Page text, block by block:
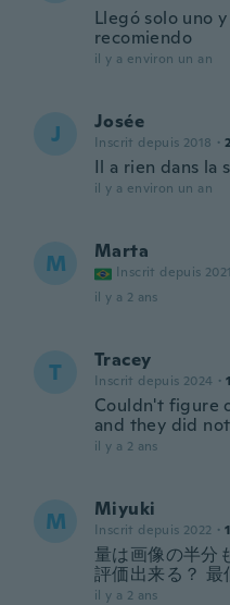
Llegó solo uno
recomiendo
il y a environ un an
J Josée
Inscrit depuis 2018 ·
Il a rien dans la
il y a environ un an
M Marta
Inscrit depuis 2021
il y a 2 ans
T Tracey
Inscrit depuis 2024 · 1
Couldn't figure
and they did
il y a 2 ans
M Miyuki
Inscrit depuis 2022 ·
量は画像の半分
評価出来る？ 最
il y a 2 ans